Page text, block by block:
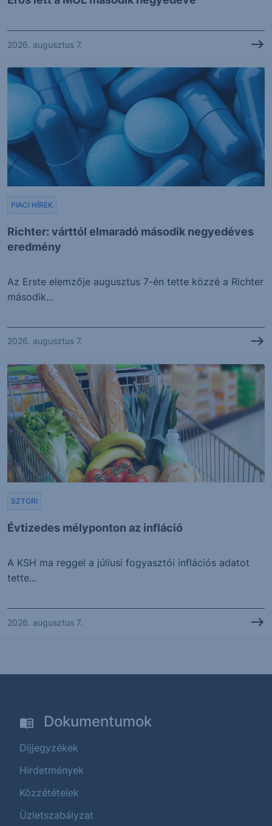
2026. augusztus 7.
Richter: várttól elmaradó második negyedéves
eredmény
PIACI HÍREK
Az Erste elemzője augusztus 7-én tette közzé a Richter
második...
2026. augusztus 7.
Évtizedes mélyponton az infláció
SZTORI
A KSH ma reggel a júliusi fogyasztói inflációs adatot
tette...
2026. augusztus 7.
Dokumentumok
Díjjegyzékek
Hirdetmények
Közzétételek
Üzletszabályzat